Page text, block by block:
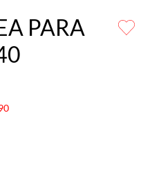
PARA